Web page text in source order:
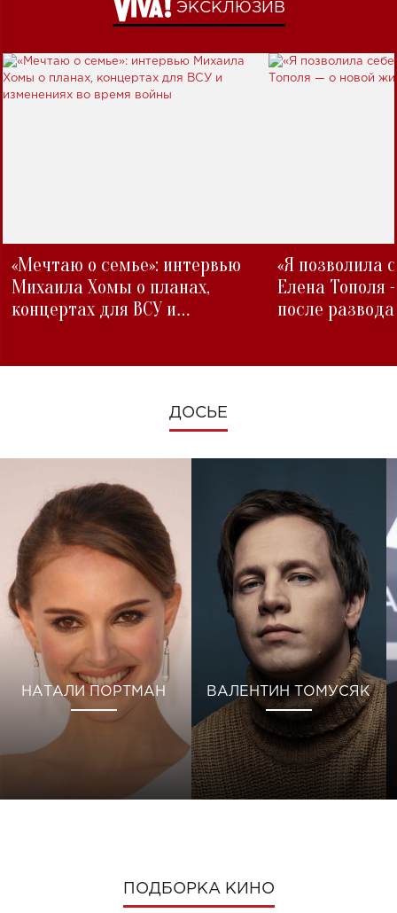
ЭКСКЛЮЗИВ
«Мечтаю о семье»: интервью
Михаила Хомы о планах,
концертах для ВСУ и
«Я позволила
Елена Тополя
после развода
ДОСЬЕ
НАТАЛИ ПОРТМАН ВАЛЕНТИН ТОМУСЯК
ПОДБОРКА КИНО